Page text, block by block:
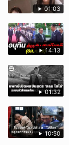
01:03
14:13
01:32
10:50